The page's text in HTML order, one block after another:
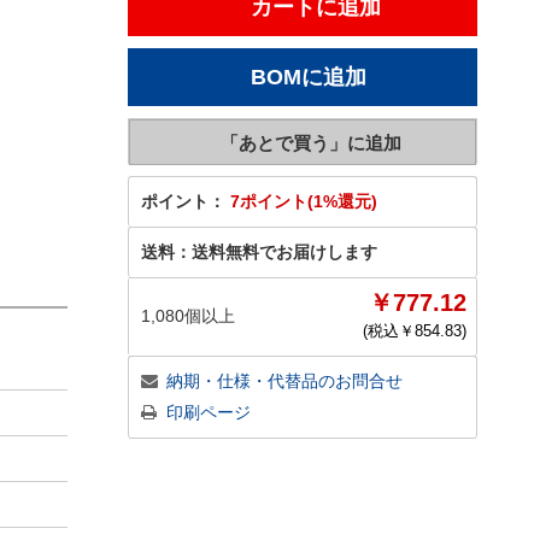
ポイント： 7ポイント(1%還元)
送料： 送料無料でお届けします
1,080個以上 ￥777.12
(税込￥ 854.83)
納期・仕様・代替品のお問合せ
印刷ページ